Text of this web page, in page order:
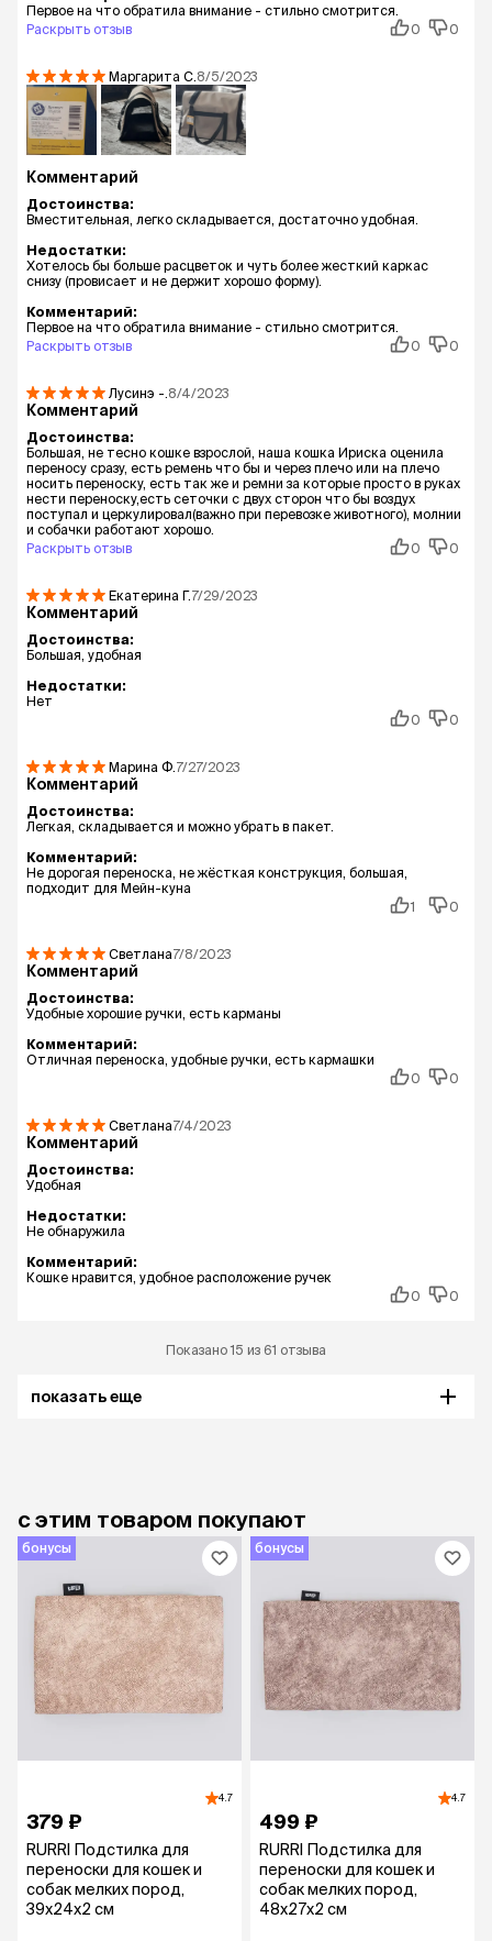
Первое на что обратила внимание - стильно смотрится.
Раскрыть отзыв
0 0
Маргарита С. 8/5/2023
Комментарий
Достоинства:
Вместительная, легко складывается, достаточно удобная.
Недостатки:
Хотелось бы больше расцветок и чуть более жесткий каркас
снизу (провисает и не держит хорошо форму).
Комментарий:
Первое на что обратила внимание - стильно смотрится.
Раскрыть отзыв
0 0
Лусинэ -. 8/4/2023
Комментарий
Достоинства:
Большая, не тесно кошке взрослой, наша кошка Ириска оценила
переносу сразу, есть ремень что бы и через плечо или на плечо
носить переноску, есть так же и ремни за которые просто в руках
нести переноску,есть сеточки с двух сторон что бы воздух
поступал и церкулировал(важно при перевозке животного), молнии
и собачки работают хорошо.
Раскрыть отзыв
0 0
Екатерина Г.7/29/2023
Комментарий
Достоинства:
Большая, удобная
Недостатки:
Нет
0
0
Марина Ф. 7/27/2023
Комментарий
Достоинства:
Легкая, складывается и можно убрать в пакет.
Комментарий:
Не дорогая переноска, не жёсткая конструкция, большая,
подходит для Мейн-куна
1
0
Светлана7/8/2023
Комментарий
Достоинства:
Удобные хорошие ручки, есть карманы
Комментарий:
Отличная переноска, удобные ручки, есть кармашки
0
0
Светлана7/4/2023
Комментарий
Достоинства:
Удобная
Недостатки:
Не обнаружила
Комментарий:
Кошке нравится, удобное расположение ручек
0
0
Показано 15 из 61 отзыва
показать еще
с этим товаром покупают
бонусы
4.7
379 ₽
RURRI Подстилка для
переноски для кошек и
собак мелких пород,
39х24х2 см
бонусы
4.7
499 ₽
RURRI Подстилка для
переноски для кошек и
собак мелких пород,
48x27x2 см